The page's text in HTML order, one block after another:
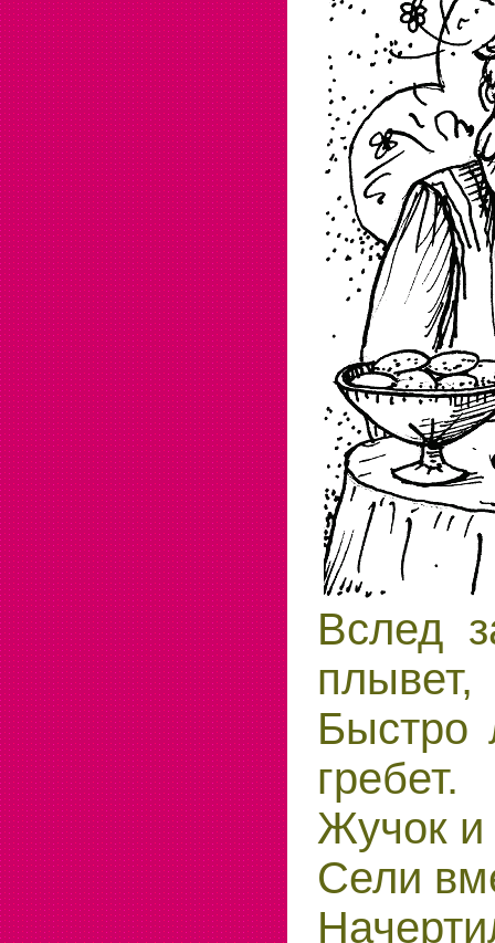
Вслед
плывет,
Быстро
гребет.
Жучок и
Сели